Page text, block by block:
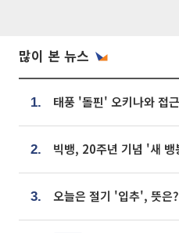
많이 본 뉴스
1.
2.
3. 오늘은 절기 '입추', 뜻은?